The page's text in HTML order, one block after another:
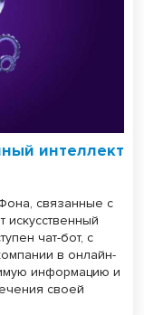
интеллект
связанные с
искусственный
чат-бот, с
в онлайн-
информацию и
своей